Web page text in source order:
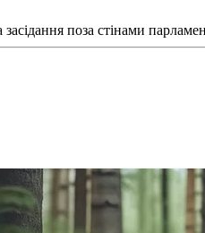
поза стінами